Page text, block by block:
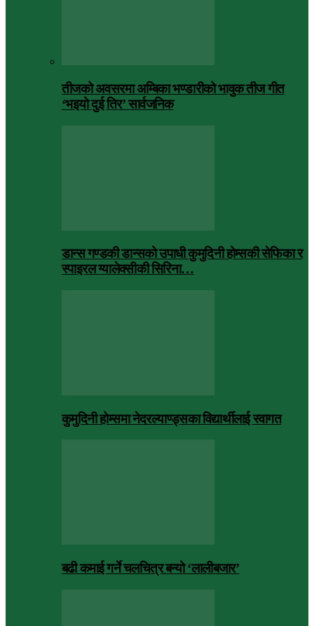
तीजको अवसरमा अम्बिका भण्डारीको भावुक तीज गीत
‘भइयो दुई तिर’ सार्वजनिक
डान्स गण्डकी डान्सको उपाधी कुमुदिनी होम्सकी सेफिका र
स्पाइरल ग्यालेक्सीकी सिरिना…
कुमुदिनी होम्समा नेदरल्याण्ड्सका विद्यार्थीलाई स्वागत
बढी कमाई गर्ने चलचित्र बन्यो ‘लालीबजार’